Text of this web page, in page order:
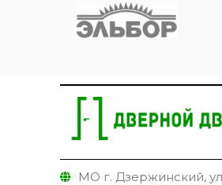
МО г. Дзержинский,